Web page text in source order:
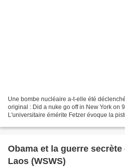
Une bombe nucléaire a-t-elle été
original : Did a nuke go off in New York on
L'universitaire émérite Fetzer évoque la
Obama et la guerre
Laos (WSWS)